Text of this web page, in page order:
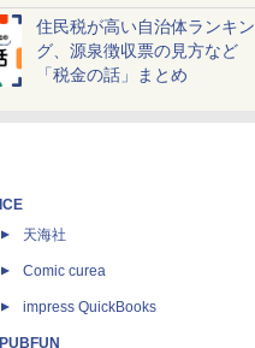
しよう！
住民税が高い自治体ランキン
グ、源泉徴収票の見方など
「税金の話」まとめ
ICE
天海社
Comic curea
impress QuickBooks
PUBFUN